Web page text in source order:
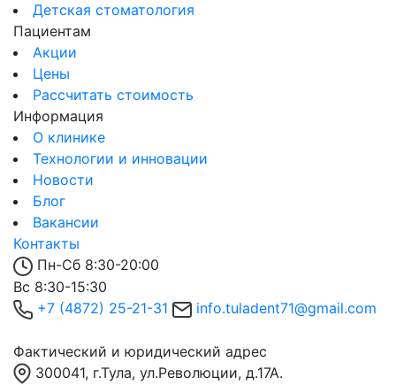
Детская стоматология
Пациентам
Акции
Цены
Рассчитать стоимость
Информация
О клинике
Технологии и инновации
Новости
Блог
Вакансии
Контакты
Пн-Сб 8:30-20:00
Вс 8:30-15:30
+7 (4872) 25-21-31
info.tuladent71@gmail.com
Фактический и юридический адрес
300041, г.Тула, ул.Революции, д.17А.